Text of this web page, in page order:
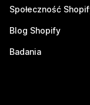
Społeczność
Blog Shopify
Badania